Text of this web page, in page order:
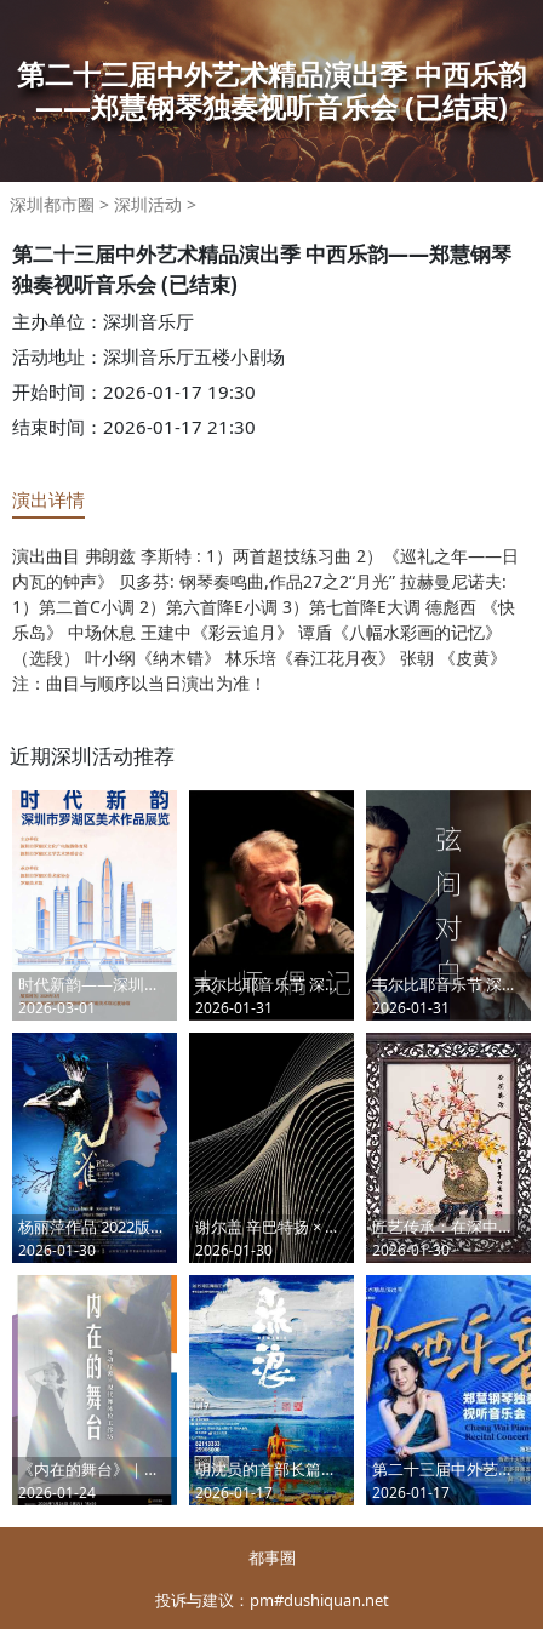
第二十三届中外艺术精品演出季 中西乐韵
——郑慧钢琴独奏视听音乐会(已结束)
深圳都市圈 > 深圳活动 >
第二十三届中外艺术精品演出季 中西乐韵——郑慧钢琴
独奏视听音乐会(已结束)
主办单位：深圳音乐厅
活动地址：深圳音乐厅五楼小剧场
开始时间：2026-01-17 19:30
结束时间：2026-01-17 21:30
演出详情
演出曲目 弗朗兹 李斯特 : 1）两首超技练习曲 2）《巡礼之年——日
内瓦的钟声》 贝多芬: 钢琴奏鸣曲,作品27之2“月光” 拉赫曼尼诺夫:
1）第二首C小调 2）第六首降E小调 3）第七首降E大调 德彪西 《快
乐岛》 中场休息 王建中《彩云追月》 谭盾《八幅水彩画的记忆》
（选段） 叶小纲《纳木错》 林乐培《春江花月夜》 张朝 《皮黄》
注：曲目与顺序以当日演出为准！
近期深圳活动推荐
时代新韵——深圳市罗湖区美术作品展览
2026-03-01
韦尔比耶音乐节 深圳2026 大师偶记——普莱特涅夫独奏音乐会
2026-01-31
韦尔比耶音乐节 深圳2026 弦间对白——卡普松与马洛费耶夫奏鸣曲之旅
2026-01-31
杨丽萍作品 2022版舞剧《孔雀》
2026-01-30
谢尔盖 辛巴特扬 × 王之炅｜肖斯塔科维奇与拉赫玛尼诺夫--深圳交响乐团2025/2026音乐季
2026-01-30
匠艺传承：在深中国工艺美术大师五人展
2026-01-30
《内在的舞台》｜舞动疗愈×现代舞体验工作坊
2026-01-24
胡沈员的首部长篇编导作品--舞剧《流浪》
2026-01-17
第二十三届中外艺术精品演出季 中西乐韵——郑慧钢琴独奏视听音乐会
2026-01-17
都事圈
投诉与建议：pm#dushiquan.net